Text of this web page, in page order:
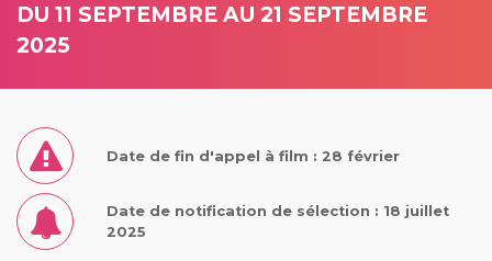
DU 11 SEPTEMBRE AU 21 SEPTEMBRE
2025
Date de fin d'appel à film : 28 février
Date de notification de sélection : 18 juillet
2025